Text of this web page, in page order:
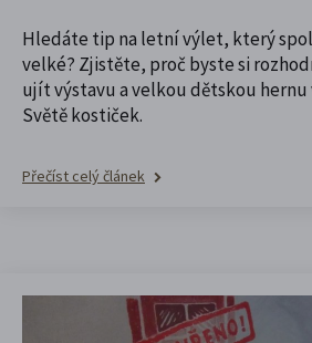
Hledáte tip na letní výlet, který
velké? Zjistěte, proč byste si
ujít výstavu a velkou dětskou
Světě kostiček.
Přečíst celý článek